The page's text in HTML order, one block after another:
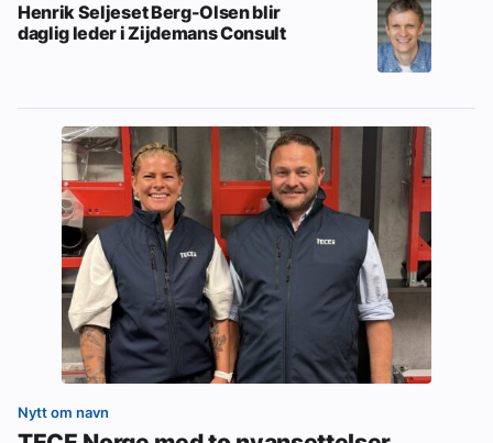
Henrik Seljeset Berg-Olsen blir
daglig leder i Zijdemans Consult
Nytt om navn